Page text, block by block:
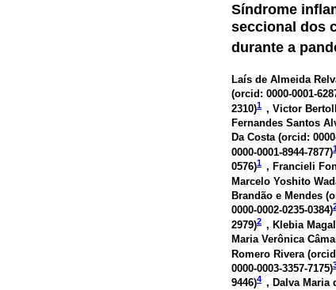
Síndrome
seccional dos
durante a
Laís de Almeida
(orcid: 0000-0001-
2310)1 , Victor
Fernandes Santos
Da Costa (orcid:
0000-0001-8944-7877)
0576)1 , Francieli
Marcelo Yoshito
Brandão e Mendes (
0000-0002-0235-0384)
2979)2 , Klebia
Maria Verônica
Romero Rivera (
0000-0003-3357-7175)
9446)4 , Dalva Maria